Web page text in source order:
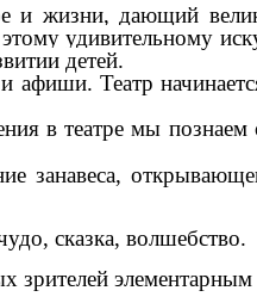
жизни, дающий
удивительному
детей.
Театр
в театре мы
занавеса,
сказка, волшебство.
элементарным